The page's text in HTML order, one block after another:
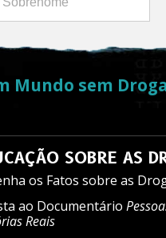
Mundo sem
SOBRE AS
os Fatos sobre as
ao Documentário
Reais